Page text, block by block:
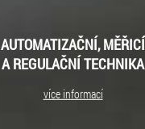
AUTOMATIZAČNÍ, MĚŘICÍ
A REGULAČNÍ TECHNIKA
více informací